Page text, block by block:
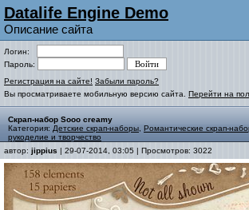
Datalife Engine Demo
Описание сайта
Логин:
Пароль:
Регистрация на сайте! Забыли пароль?
Вы просматриваете мобильную версию сайта. Перейти на
Скрап-набор Sooo creamy
Категория: Детские скрап-наборы Романтические скрап-
рукоделие и творчество
автор: jippius | 29-07-2014, 03:05 | Просмотров: 3022